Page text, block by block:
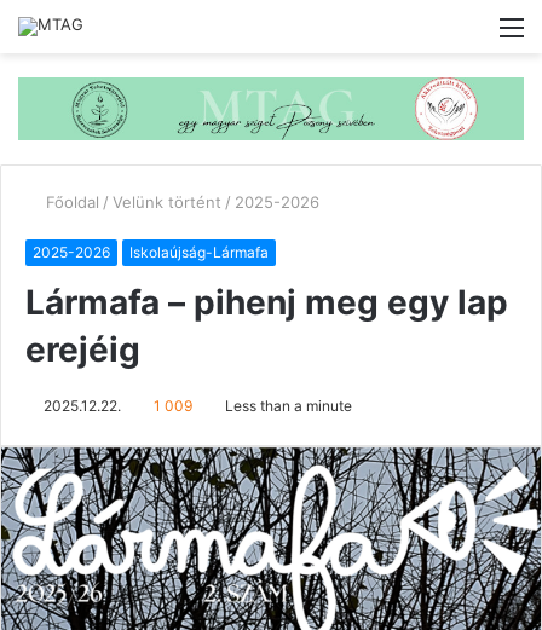
Főoldal / Velünk történt / 2025-2026
2025-2026 Iskolaújság-Lármafa
Lármafa – pihenj meg egy lap
erejéig
2025.12.22. 1 009 Less than a minute